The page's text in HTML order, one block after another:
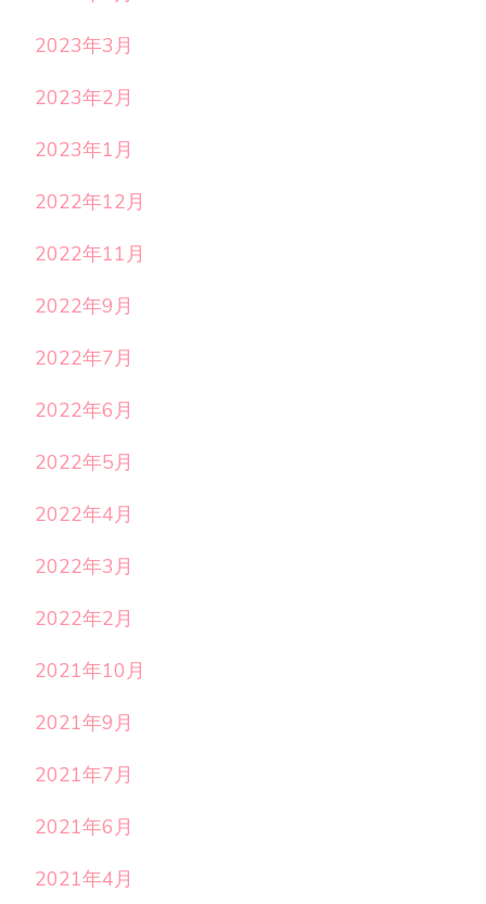
2023年3月
2023年2月
2023年1月
2022年12月
2022年11月
2022年9月
2022年7月
2022年6月
2022年5月
2022年4月
2022年3月
2022年2月
2021年10月
2021年9月
2021年7月
2021年6月
2021年4月